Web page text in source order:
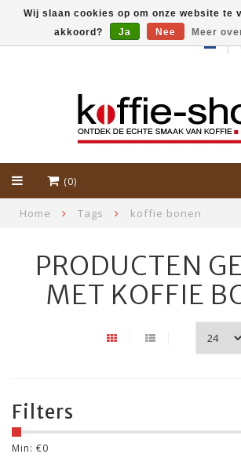
(0)
Home Tags koffie bonen
PRODUCTEN
MET KOFFIE
Filters
Min: €0
Wij slaan cookies op om onze website te
akkoord?
Ja Nee Meer